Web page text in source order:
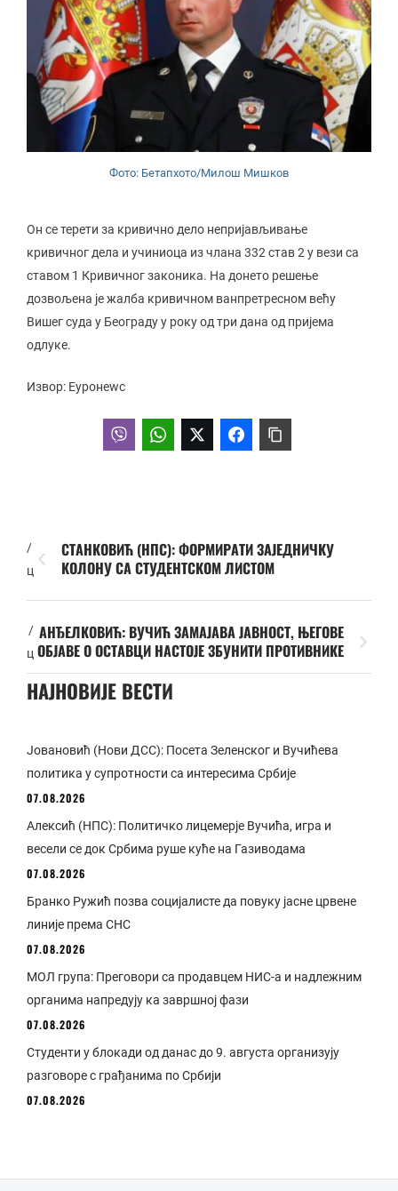
Фото: Бетапхото/Милош Мишков
Он се терети за кривично дело непријављивање
кривичног дела и учиниоца из члана 332 став 2 у вези са
ставом 1 Кривичног законика. На донето решење
дозвољена је жалба кривичном ванпретресном већу
Вишег суда у Београду у року од три дана од пријема
одлуке.
Извор: Еуронеwс
/
ц
СТАНКОВИЋ (НПС): ФОРМИРАТИ ЗАЈЕДНИЧКУ
КОЛОНУ СА СТУДЕНТСКОМ ЛИСТОМ
/
ц
АНЂЕЛКОВИЋ: ВУЧИЋ ЗАМАЈАВА ЈАВНОСТ, ЊЕГОВЕ
ОБЈАВЕ О ОСТАВЦИ НАСТОЈЕ ЗБУНИТИ ПРОТИВНИКЕ
НАЈНОВИЈЕ ВЕСТИ
Јовановић (Нови ДСС): Посета Зеленског и Вучићева
политика у супротности са интересима Србије
07.08.2026
Алексић (НПС): Политичко лицемерје Вучића, игра и
весели се док Србима руше куће на Газиводама
07.08.2026
Бранко Ружић позва социјалисте да повуку јасне црвене
линије према СНС
07.08.2026
МОЛ група: Преговори са продавцем НИС-а и надлежним
органима напредују ка завршној фази
07.08.2026
Студенти у блокади од данас до 9. августа организују
разговоре с грађанима по Србији
07.08.2026